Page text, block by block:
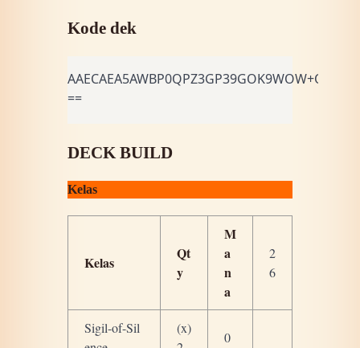
Kode dek
==
DECK BUILD
Kelas
Kelas
Qt
y
M
a
n
a
2
6
Sigil-of-Sil
(x)
0